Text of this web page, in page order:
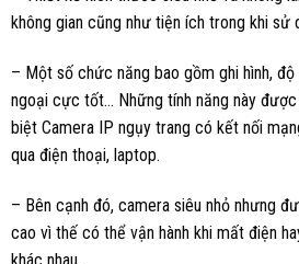
không gian cũng như tiện ích trong khi sử
– Một số chức năng bao gồm ghi hình,
ngoại cực tốt… Những tính năng này
biệt Camera IP ngụy trang có kết nối
qua điện thoại, laptop.
– Bên cạnh đó, camera siêu nhỏ nhưng
cao vì thế có thể vận hành khi mất điện